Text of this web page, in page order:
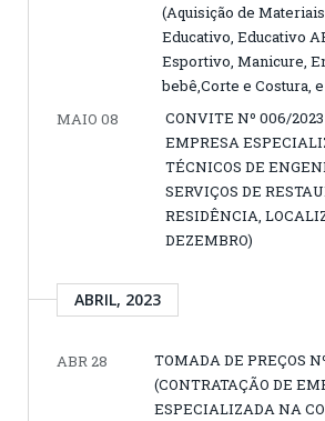
(Aquisição de
Educativo, Educativo
Esportivo, Manicure,
bebê,Corte e Costura,
MAIO 08
CONVITE Nº 006/
EMPRESA
TÉCNICOS DE
SERVIÇOS DE
RESIDÊNCIA,
DEZEMBRO)
ABRIL, 2023
ABR 28
TOMADA DE PREÇOS
(CONTRATAÇÃO DE
ESPECIALIZADA NA